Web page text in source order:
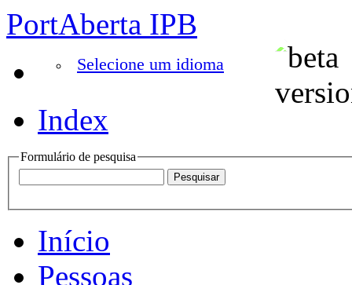
PortAberta IPB
Selecione um idioma
Index
Formulário de pesquisa
Início
Pessoas